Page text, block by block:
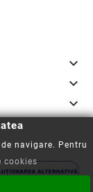



navigare. Pentru
cookies